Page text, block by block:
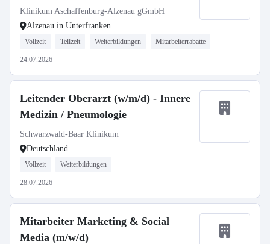
Klinikum Aschaffenburg-Alzenau gGmbH
Alzenau in Unterfranken
Vollzeit Teilzeit Weiterbildungen Mitarbeiterrabatte
24.07.2026
Leitender Oberarzt (w/m/d) - Innere
Medizin / Pneumologie
Schwarzwald-Baar Klinikum
Deutschland
Vollzeit Weiterbildungen
28.07.2026
Mitarbeiter Marketing & Social
Media (m/w/d)